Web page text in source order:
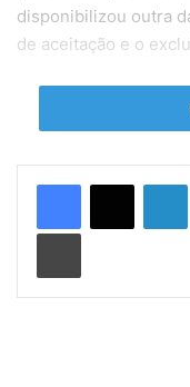
disponibilizou outra
de aceitação e o
Segundo o relator,
certo que o edital
assinatura do
administrativo pode